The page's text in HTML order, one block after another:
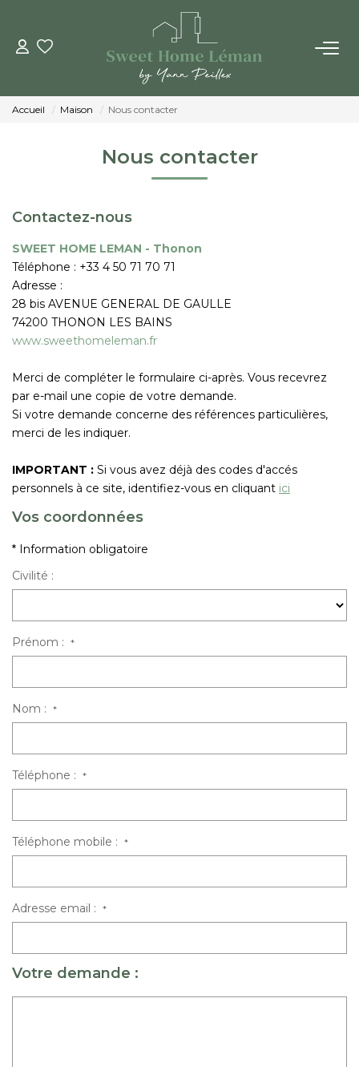
ACHETER
ESTIMER EN LIGNE
LES AGENCES
Qui Sommes-Nous
Notre Équipe
CONTACT
Accueil Maison Nous contacter
Nous contacter
Contactez-nous
SWEET HOME LEMAN - Thonon
Téléphone : +33 4 50 71 70 71
Adresse :
28 bis AVENUE GENERAL DE GAULLE
74200 THONON LES BAINS
www.sweethomeleman.fr
Merci de compléter le formulaire ci-après. Vous recevrez
par e-mail une copie de votre demande.
Si votre demande concerne des références particulières,
merci de les indiquer.
IMPORTANT : Si vous avez déjà des codes d'accés
personnels à ce site, identifiez-vous en cliquant ici
Vos coordonnées
* Information obligatoire
Civilité :
Prénom : *
Nom : *
Téléphone : *
Téléphone mobile : *
Adresse email : *
Votre demande :